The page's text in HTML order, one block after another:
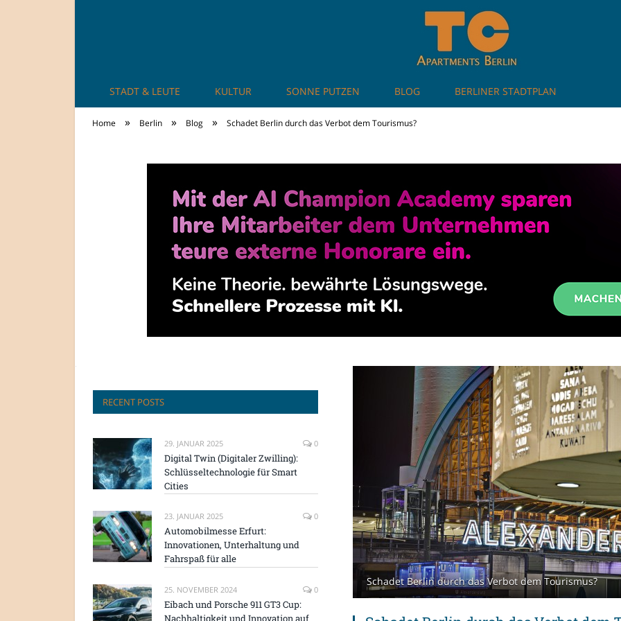
TheCity: Living Apartments in Berlin
STADT & LEUTE KULTUR SONNE PUTZEN BLOG BERLINER STADTPLAN
Home » Berlin » Blog » Schadet Berlin durch das Verbot dem Tourismus?
Schadet Berlin durch das Verbot dem Tourismus?
RECENT POSTS
29. JANUAR 2025 0
Digital Twin (Digitaler Zwilling):
Schlüsseltechnologie für Smart
Cities
23. JANUAR 2025 0
Automobilmesse Erfurt:
Innovationen, Unterhaltung und
Fahrspaß für alle
25. NOVEMBER 2024 0
Eibach und Porsche 911 GT3 Cup:
Nachhaltigkeit und Innovation auf